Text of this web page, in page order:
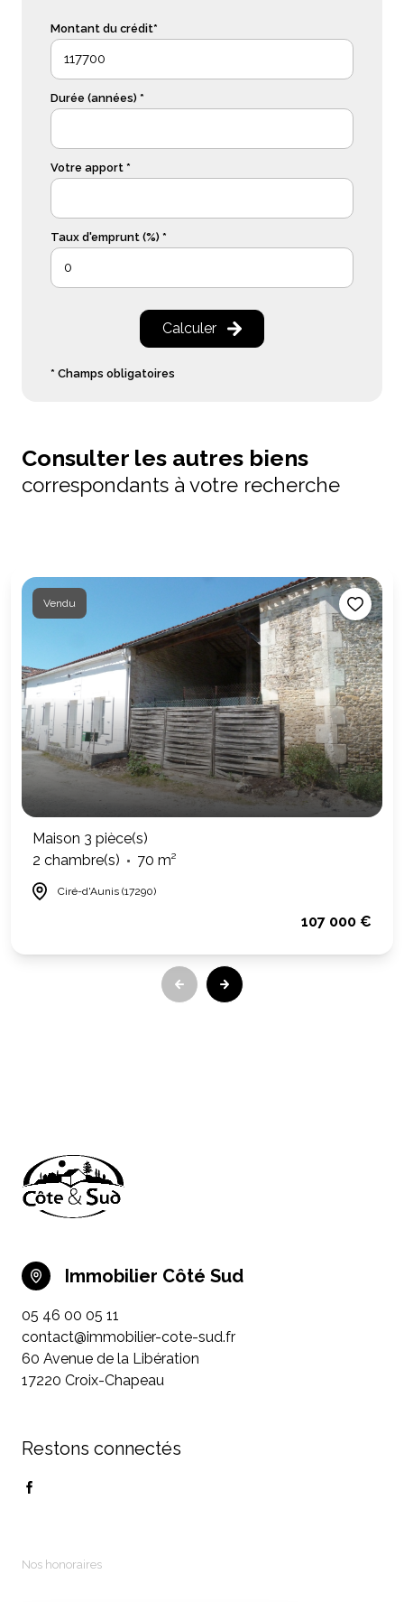
Montant du crédit*
Durée (années) *
Votre apport *
Taux d'emprunt (%) *
Calculer
* Champs obligatoires
Consulter les autres biens
correspondants à votre recherche
Vendu
Maison 3 pièce(s)
2 chambre(s)
70 m²
Ciré-d'Aunis (17290)
107 000 €
Immobilier Côté Sud
05 46 00 05 11
contact@immobilier-cote-sud.fr
60 Avenue de la Libération
17220 Croix-Chapeau
Restons connectés
Nos honoraires